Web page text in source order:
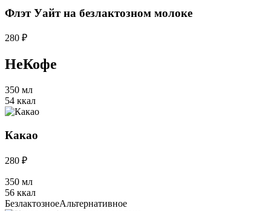
Флэт Уайт на безлактозном молоке
280 ₽
НеКофе
350 мл
54 ккал
Какао
280 ₽
350 мл
56 ккал
БезлактозноеАльтернативное